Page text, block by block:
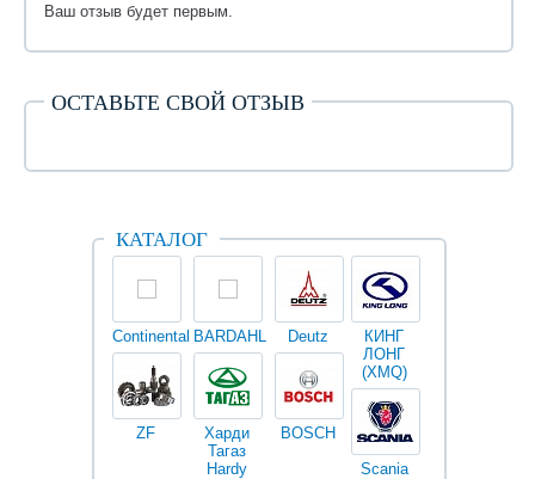
Ваш отзыв будет первым.
ОСТАВЬТЕ СВОЙ ОТЗЫВ
КАТАЛОГ
Continental BARDAHL Deutz
ZF
Харди
Тагаз
Hardy
BOSCH
КИНГ
ЛОНГ
(XMQ)
Scania